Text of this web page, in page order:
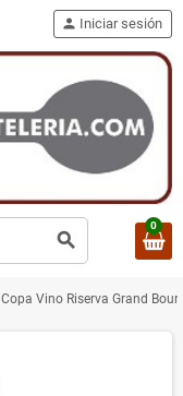
search
person Iniciar sesión
0
Copa Vino Riserva Grand